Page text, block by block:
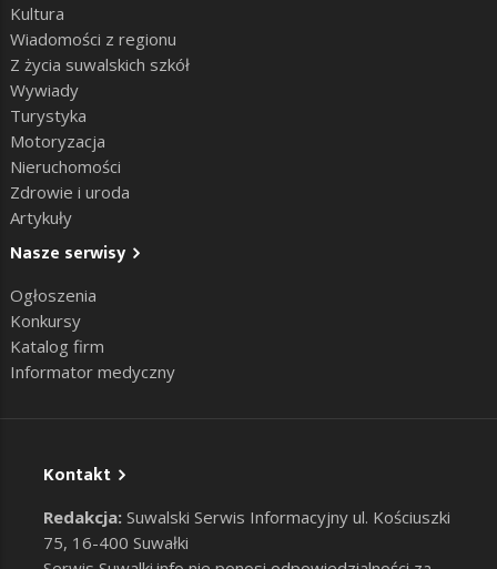
Kultura
Wiadomości z regionu
Z życia suwalskich szkół
Wywiady
Turystyka
Motoryzacja
Nieruchomości
Zdrowie i uroda
Artykuły
Nasze serwisy
Ogłoszenia
Konkursy
Katalog firm
Informator medyczny
Kontakt
Redakcja: Suwalski Serwis Informacyjny ul. Kościuszki
75, 16-400 Suwałki